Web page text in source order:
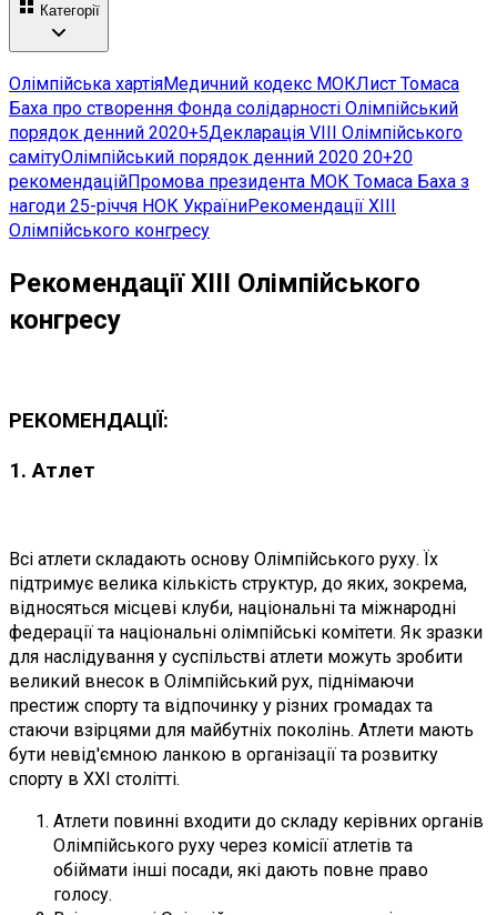
Категорії
Олімпійська хартіяМедичний кодекс МОКЛист Томаса
Баха про створення Фонда солідарності Олімпійський
порядок денний 2020+5Декларація VIII Олімпійського
самітуОлімпійський порядок денний 2020 20+20
рекомендаційПромова президента МОК Томаса Баха з
нагоди 25-річчя НОК УкраїниРекомендації ХІІІ
Олімпійського конгресу
Рекомендації ХІІІ Олімпійського
конгресу
РЕКОМЕНДАЦІЇ:
1. Атлет
Всі атлети складають основу Олімпійського руху. Їх
підтримує велика кількість структур, до яких, зокрема,
відносяться місцеві клуби, національні та міжнародні
федерації та національні олімпійські комітети. Як зразки
для наслідування у суспільстві атлети можуть зробити
великий внесок в Олімпійський рух, піднімаючи
престиж спорту та відпочинку у різних громадах та
стаючи взірцями для майбутніх поколінь. Атлети мають
бути невід'ємною ланкою в організації та розвитку
спорту в ХХІ столітті.
Атлети повинні входити до складу керівних органів
Олімпійського руху через комісії атлетів та
обіймати інші посади, які дають повне право
голосу.